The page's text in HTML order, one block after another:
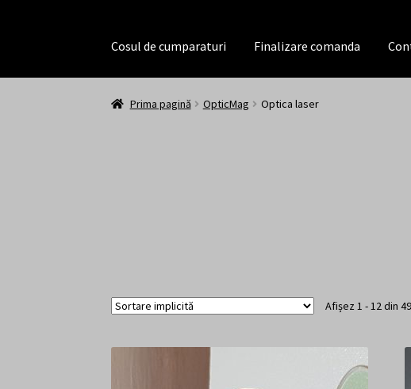
Cosul de cumparaturi Finalizare comanda
Prima pagină Contact Contul personal
Prima pagină OpticMag Optica laser
Afișez 1 - 12 din